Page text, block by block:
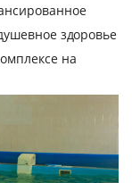
здоровье
на